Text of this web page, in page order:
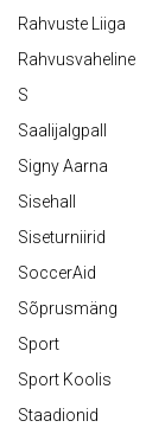
Rahvuste Liiga
Rahvusvaheline
S
Saalijalgpall
Signy Aarna
Sisehall
Siseturniirid
SoccerAid
Sõprusmäng
Sport
Sport Koolis
Staadionid